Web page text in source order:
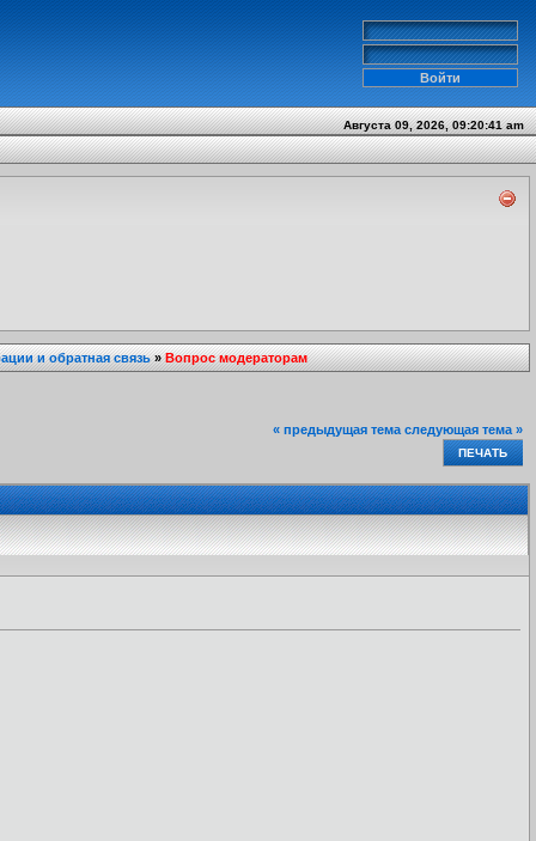
Августа 09, 2026, 09:20:41 am
и обратная связь»Вопрос модераторам
« предыдущая тема следующая тема »
ПЕЧАТЬ